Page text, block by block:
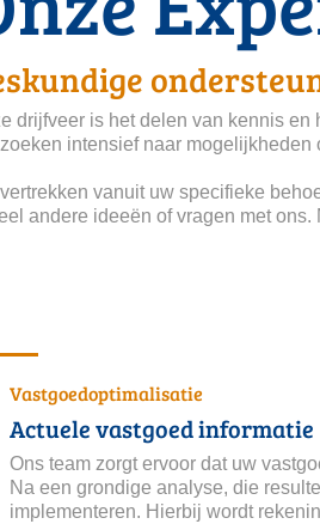
drijfveer is het delen van kennis en
intensief naar mogelijkheden
vanuit uw specifieke
andere ideeën of vragen met
Vastgoedoptimalisatie
Actuele vastgoed informatie
Ons team zorgt ervoor dat uw
Na een grondige analyse, die
implementeren. Hierbij wordt